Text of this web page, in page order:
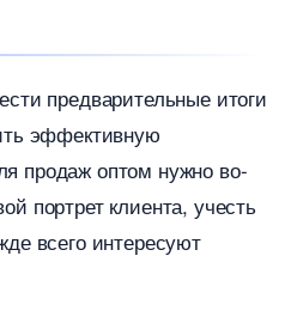
предварительные итоги
эффективную
продаж оптом нужно во-
портрет клиента, учесть
всего интересуют